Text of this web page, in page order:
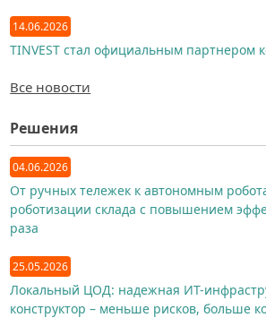
14.06.2026
TINVEST стал официальным партнером
Все новости
Решения
04.06.2026
От ручных тележек к автономным
роботизации склада с повышением
раза
25.05.2026
Локальный ЦОД: надежная ИТ-
конструктор – меньше рисков, больше